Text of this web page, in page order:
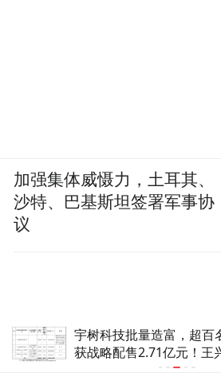
宇树科技批量造富，超百
获战略配售2.71亿元！王
分股份将用于员工股权激励
加强集体威慑力，土耳其、
沙特、巴基斯坦签署军事协
议